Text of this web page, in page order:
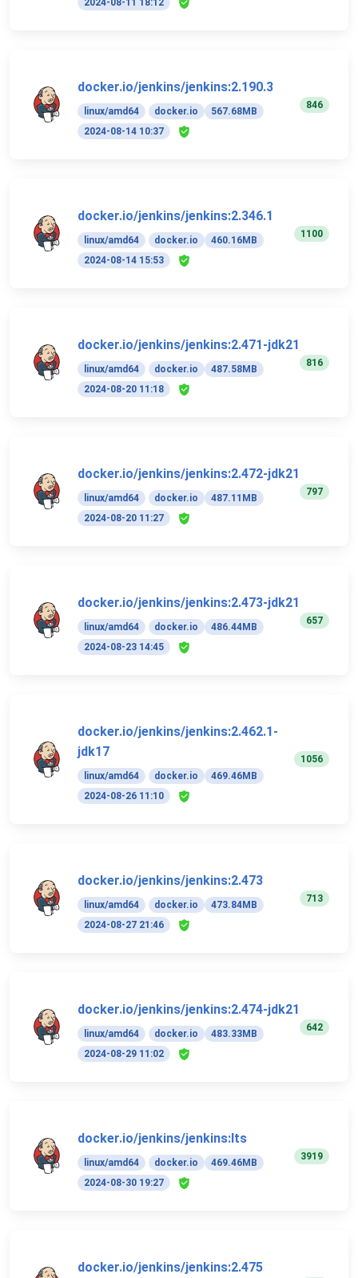
2024-08-11 18:12
docker.io/jenkins/jenkins:2.190.3
linux/amd64 docker.io
567.68MB
2024-08-14 10:37
846
docker.io/jenkins/jenkins:2.346.1
linux/amd64 docker.io
460.16MB
2024-08-14 15:53
1100
docker.io/jenkins/jenkins:2.471-jdk21
linux/amd64 docker.io
487.58MB
2024-08-20 11:18
816
docker.io/jenkins/jenkins:2.472-jdk21
linux/amd64 docker.io
487.11MB
2024-08-20 11:27
797
docker.io/jenkins/jenkins:2.473-jdk21
linux/amd64 docker.io
486.44MB
2024-08-23 14:45
657
docker.io/jenkins/jenkins:2.462.1-
jdk17
linux/amd64 docker.io
469.46MB
2024-08-26 11:10
1056
docker.io/jenkins/jenkins:2.473
linux/amd64 docker.io
473.84MB
2024-08-27 21:46
713
docker.io/jenkins/jenkins:2.474-jdk21
linux/amd64 docker.io
483.33MB
2024-08-29 11:02
642
docker.io/jenkins/jenkins:lts
linux/amd64 docker.io
469.46MB
2024-08-30 19:27
3919
docker.io/jenkins/jenkins:2.475